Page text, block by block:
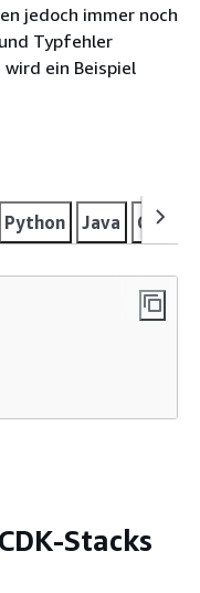
jedoch immer noch
Typfehler
ein Beispiel
Python Java C#
Stacks